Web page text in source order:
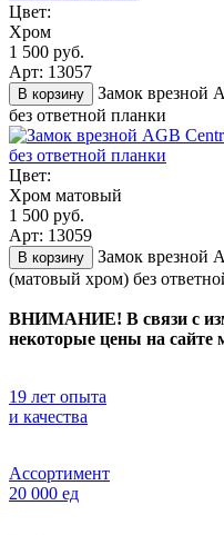
Цвет:
Хром
1 500 руб.
Арт: 13057
В корзину
Замок врезной
без ответной планки
Цвет:
Хром матовый
1 500 руб.
Арт: 13059
В корзину
Замок врезной
(матовый хром) без
ВНИМАНИЕ! В связи с
некоторые цены на сайте
19 лет опыта
и качества
Ассортимент
20 000 ед